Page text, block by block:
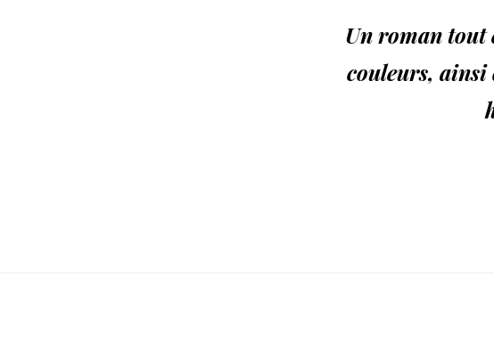
Un roman tout
couleurs, ainsi